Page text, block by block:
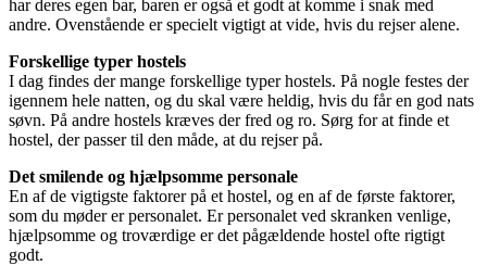
har deres egen bar, baren er også et godt at komme i snak med
andre. Ovenstående er specielt vigtigt at vide, hvis du rejser alene.
Forskellige typer hostels
I dag findes der mange forskellige typer hostels. På nogle festes der
igennem hele natten, og du skal være heldig, hvis du får en god nats
søvn. På andre hostels kræves der fred og ro. Sørg for at finde et
hostel, der passer til den måde, at du rejser på.
Det smilende og hjælpsomme personale
En af de vigtigste faktorer på et hostel, og en af de første faktorer,
som du møder er personalet. Er personalet ved skranken venlige,
hjælpsomme og troværdige er det pågældende hostel ofte rigtigt
godt.